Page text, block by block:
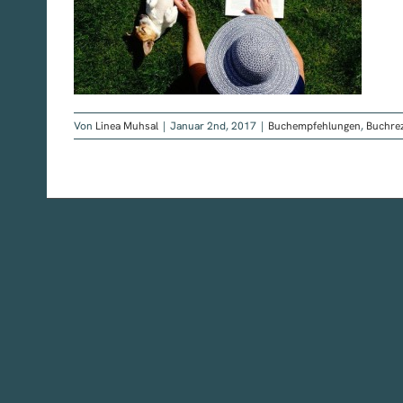
Von Linea Muhsal | Januar 2nd, 2017 | Buchempfehlungen,